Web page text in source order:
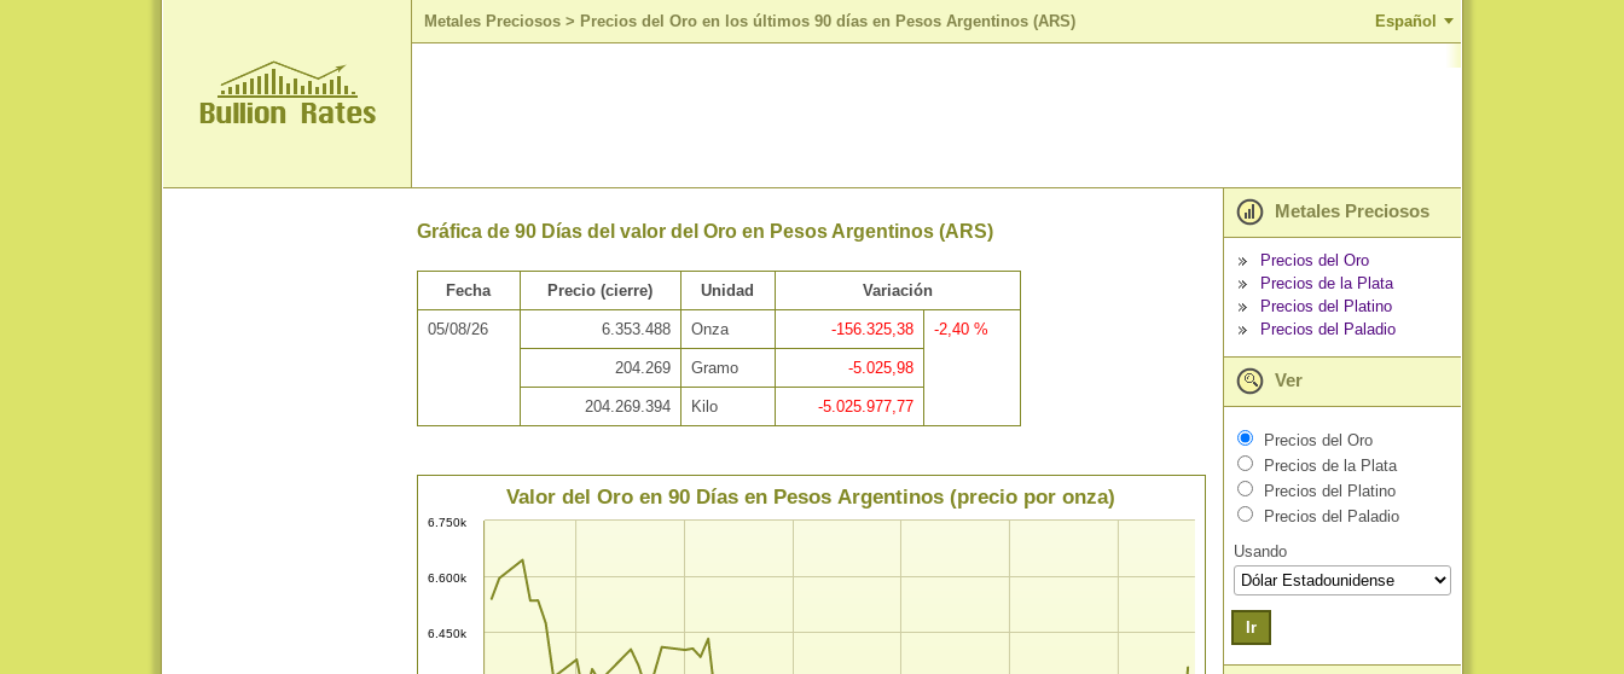
Metales Preciosos > Precios del Oro en los últimos 90 días en Pesos Argentinos (ARS) Español
Gráfica de 90 Días del valor del Oro en Pesos Argentinos (ARS)
Fecha Precio (cierre) Unidad Variación
05/08/26 6.353.488 Onza -156.325,38 -2,40 %
204.269 Gramo -5.025,98
204.269.394 Kilo -5.025.977,77
Valor del Oro en 90 Días en Pesos Argentinos (precio por onza)
6.450k
6.600k
6.750k
Metales Preciosos
Precios del Oro
Precios de la Plata
Precios del Platino
Precios del Paladio
Ver
Precios del Oro
Precios de la Plata
Precios del Platino
Precios del Paladio
Usando
Ir